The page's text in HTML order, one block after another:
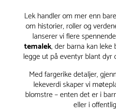
Lek handler om mer enn
om historier, roller og
lanserer vi flere
temalek, der barna kan leke
legge ut på eventyr blant dyr
Med fargerike detaljer,
lekeverdi skaper vi
blomstre – enten det er i
eller i